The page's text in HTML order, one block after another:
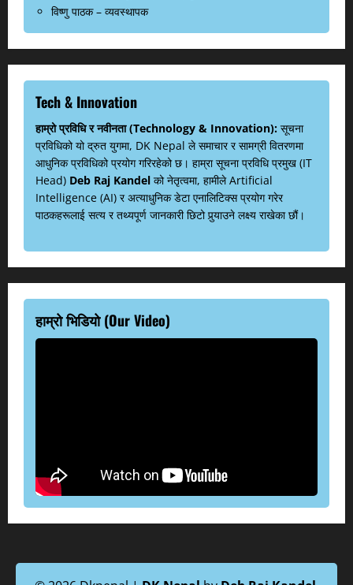
विष्णु पाठक – व्यवस्थापक
Tech & Innovation
हाम्रो प्रविधि र नवीनता (Technology & Innovation): सूचना
प्रविधिको यो द्रुत युगमा, DK Nepal ले समाचार र सामग्री वितरणमा
आधुनिक प्रविधिको प्रयोग गरिरहेको छ। हाम्रा सूचना प्रविधि प्रमुख (IT
Head) Deb Raj Kandel को नेतृत्वमा, हामीले Artificial
Intelligence (AI) र अत्याधुनिक डेटा एनालिटिक्स प्रयोग गरेर
पाठकहरूलाई सत्य र तथ्यपूर्ण जानकारी छिटो पुर्‍याउने लक्ष्य राखेका छौं।
हाम्रो भिडियो (Our Video)